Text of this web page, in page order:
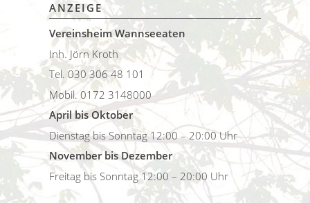
ANZEIGE
Vereinsheim Wannseeaten
Inh. Jörn Kroth
Tel. 030 306 48 101
Mobil. 0172 3148000
April bis Oktober
Dienstag bis Sonntag 12:00 – 20:00 Uhr
November bis Dezember
Freitag bis Sonntag 12:00 – 20:00 Uhr